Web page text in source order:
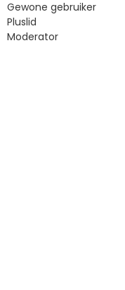
Gewone gebruiker
Pluslid
Moderator